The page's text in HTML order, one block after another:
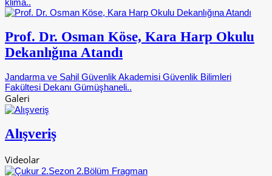
klima..
Prof. Dr. Osman Köse, Kara Harp Okulu
Dekanlığına Atandı
Jandarma ve Sahil Güvenlik Akademisi Güvenlik Bilimleri
Fakültesi Dekanı Gümüşhaneli..
Galeri
Alışveriş
Videolar